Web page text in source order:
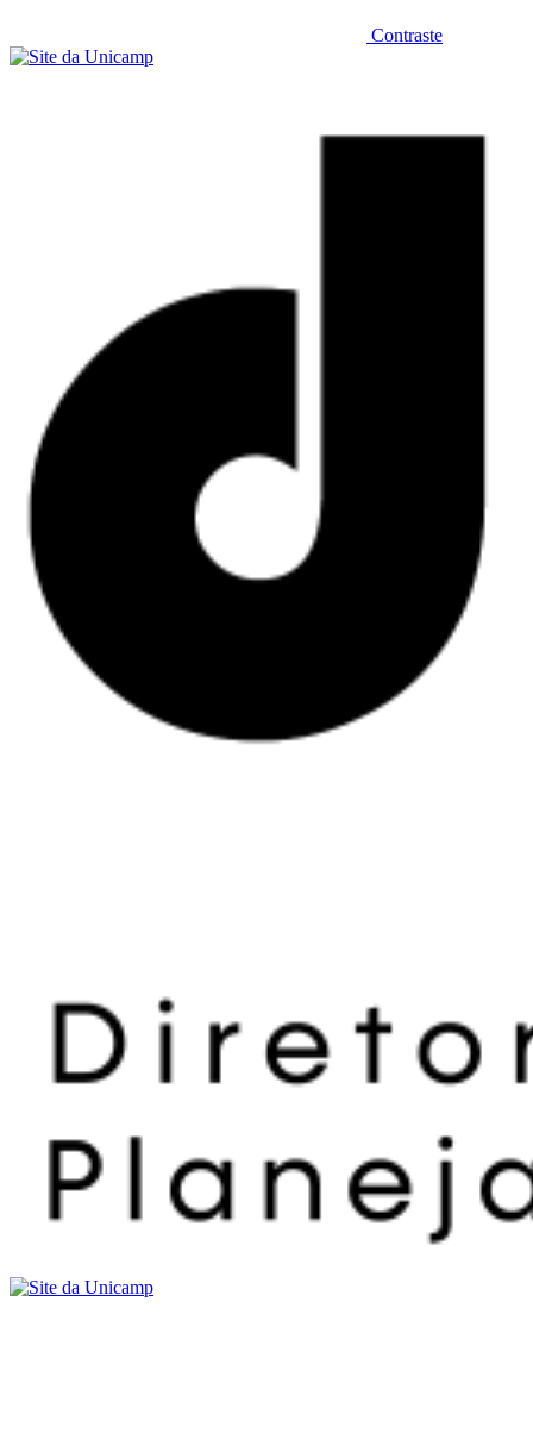
Contraste